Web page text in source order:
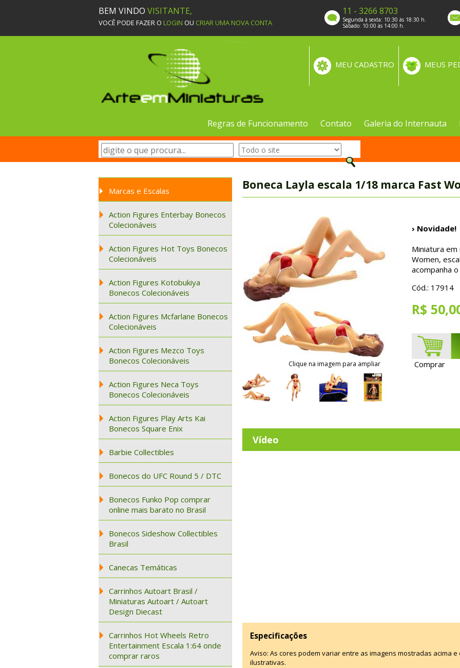
BEM VINDO VISITANTE,
VOCÊ PODE FAZER O LOGIN OU CRIAR UMA NOVA CONTA
11 - 3266 8703
Segunda à sexta: 10:30 às 18:30 h.
Sábado: 10:00 às 14:00 h.
MEUS
MEU CADASTRO
Regras de Funcionamento Contato Galeria do Internauta
Marcas e Escalas
Action Figures Enterbay Bonecos
Colecionáveis
Action Figures Hot Toys Bonecos
Colecionáveis
Action Figures Kotobukiya
Bonecos Colecionáveis
Action Figures Mcfarlane Bonecos
Colecionáveis
Action Figures Mezco Toys
Bonecos Colecionáveis
Action Figures Neca Toys
Bonecos Colecionáveis
Action Figures Play Arts Kai
Bonecos Square Enix
Barbie Collectibles
Bonecos do UFC Round 5 / DTC
Bonecos Funko Pop comprar
online mais barato no Brasil
Bonecos Sideshow Collectibles
Brasil
Canecas Temáticas
Carrinhos Autoart Brasil /
Miniaturas Autoart / Autoart
Design Diecast
Carrinhos Hot Wheels Retro
Entertainment Escala 1:64 onde
comprar raros
Boneca Layla escala 1/18 marca Fast
Clique na imagem para ampliar
› Novidade!
Miniatura
Women,
acompanha
Cód.: 17914
R$
Comprar
Vídeo
Especificações
Aviso: As cores podem variar entre as imagens mostradas acima
ilustrativas.